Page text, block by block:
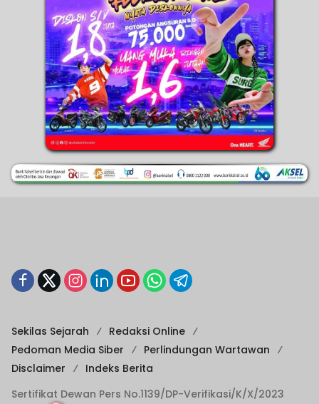
Sekilas Sejarah
Redaksi Online
Pedoman Media Siber
Perlindungan Wartawan
Disclaimer
Indeks Berita
Sertifikat Dewan Pers No.1139/DP-Verifikasi/K/X/2023